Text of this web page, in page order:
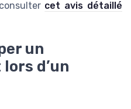
cet avis détaillé
un
d’un